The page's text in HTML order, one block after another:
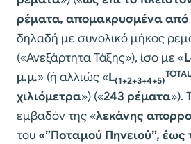
ρέματα, απομακρυσμένα
δηλαδή με συνολικό μήκος
(«Ανεξάρτητα Τάξης»), ίσο με «L
μ.μ.» (ή αλλιώς «L(1+2+3+4+5)
TOTAL
χιλιόμετρα») («243 ρέματα»).
εμβαδόν της «λεκάνης
του«”Ποταμού Πηνειού”, έως